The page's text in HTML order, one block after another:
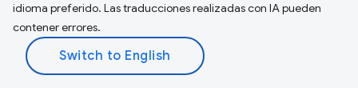
idioma preferido. Las traducciones realizadas con IA pueden
contener errores.